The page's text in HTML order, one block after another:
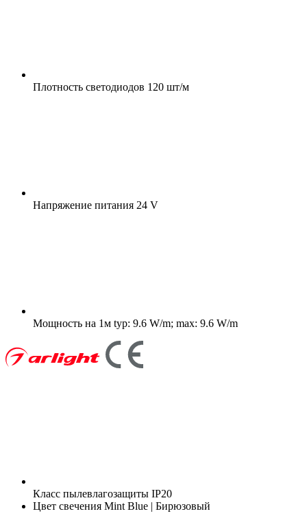
Плотность светодиодов 120 шт/м
Напряжение питания 24 V
Мощность на 1м typ: 9.6 W/m; max: 9.6 W/m
Класс пылевлагозащиты IP20
Цвет свечения Mint Blue | Бирюзовый